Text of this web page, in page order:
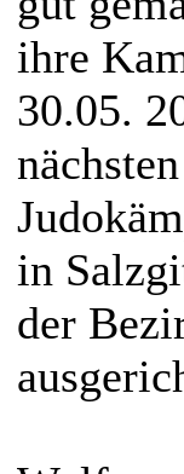
ihre
30.05.
in
der